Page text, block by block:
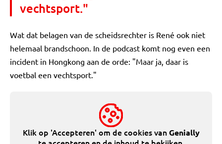
vechtsport."
Wat dat belagen van de scheidsrechter is René ook niet
helemaal brandschoon. In de podcast komt nog even een
incident in Hongkong aan de orde: "Maar ja, daar is
voetbal een vechtsport."
Klik op 'Accepteren' om de cookies vanGenially